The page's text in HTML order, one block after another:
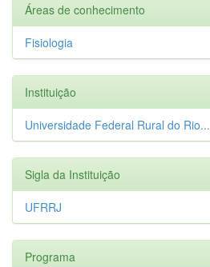
Áreas de conhecimento
Fisiologia
Instituição
Universidade Federal Rural do Rio...
Sigla da Instituição
UFRRJ
Programa